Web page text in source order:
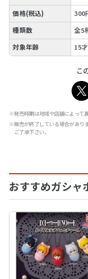
価格(税込)
300
種類数
全5
対象年齢
15
こ
※発売時期は地域や店舗によって
※販売が終了している場合があり
ご了承下さい。
おすすめガシャ